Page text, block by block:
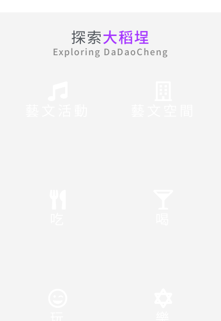
探索大稻埕
Exploring DaDaoCheng